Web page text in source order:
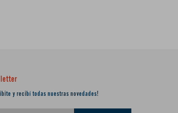
y recibí todas nuestras novedades!